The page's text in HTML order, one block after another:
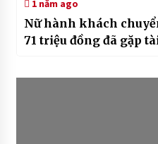
1 năm ago
Nữ hành khách
71 triệu đồng đã gặp